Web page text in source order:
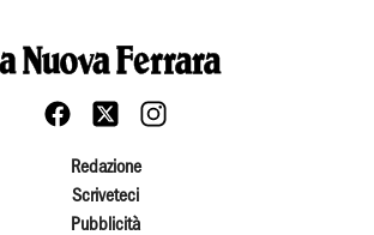
Redazione
Scriveteci
Pubblicità